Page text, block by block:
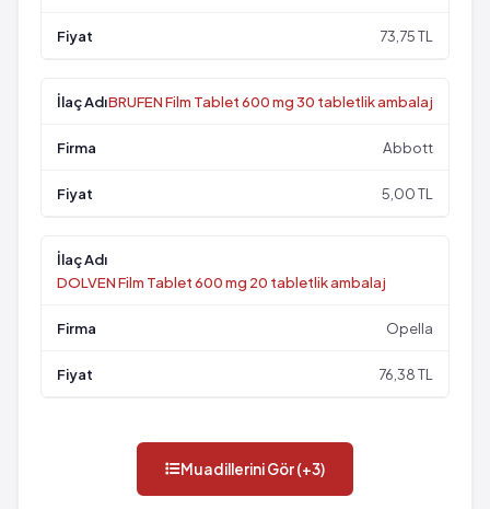
73,75 TL
BRUFEN Film Tablet 600 mg 30 tabletlik ambalaj
Abbott
5,00 TL
DOLVEN Film Tablet 600 mg 20 tabletlik ambalaj
Opella
76,38 TL
Muadillerini Gör (+3)